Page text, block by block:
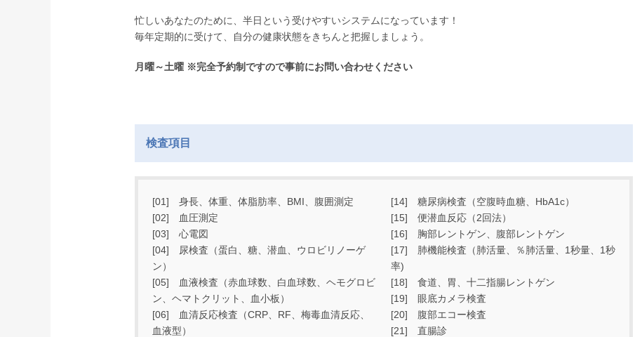
忙しいあなたのために、半日という受けやすいシステムになっています！
毎年定期的に受けて、自分の健康状態をきちんと把握しましょう。
月曜～土曜 ※完全予約制ですので事前にお問い合わせください
検査項目
[01] 身長、体重、体脂肪率、BMI、腹囲測定
[02] 血圧測定
[03] 心電図
[04] 尿検査（蛋白、糖、潜血、ウロビリノーゲ
ン）
[05] 血液検査（赤血球数、白血球数、ヘモグロビ
ン、ヘマトクリット、血小板）
[06] 血清反応検査（CRP、RF、梅毒血清反応、
血液型）
[14] 糖尿病検査（空腹時血糖、HbA1c）
[15] 便潜血反応（2回法）
[16] 胸部レントゲン、腹部レントゲン
[17] 肺機能検査（肺活量、％肺活量、1秒量、1秒
率)
[18] 食道、胃、十二指腸レントゲン
[19] 眼底カメラ検査
[20] 腹部エコー検査
[21] 直腸診